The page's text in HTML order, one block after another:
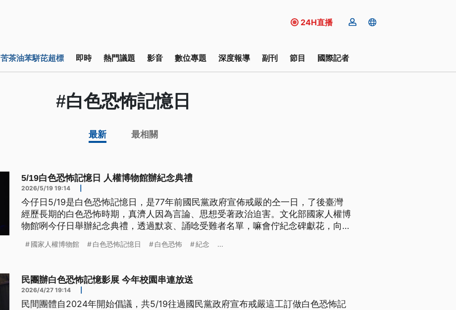
24H直播
苦茶油苯駢芘超標 即時 熱門議題 影音 數位專題 深度報導 副刊 節目 國際記者
#白色恐怖記憶日
最新 最相關
5/19白色恐怖記憶日 人權博物館辦紀念典禮
2026/5/19 19:14
今仔日5/19是白色恐怖記憶日，是77年前國民黨政府宣佈戒嚴的仝一日，了後臺灣
經歷長期的白色恐怖時期，真濟人因為言論、思想受著政治迫害。文化部國家人權博
物館咧今仔日舉辦紀念典禮，透過默哀、誦唸受難者名單，嘛會佇紀念碑獻花，向受
國家人權博物館 白色恐怖記憶日 白色恐怖 紀念 ...
民團辦白色恐怖記憶影展 今年校園串連放送
2026/4/27 19:14
民間團體自2024年開始倡議，共5/19往過國民黨政府宣布戒嚴這工訂做白色恐怖記